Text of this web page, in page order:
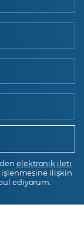
elektronik ileti
işlenmesine ilişkin
ediyorum.